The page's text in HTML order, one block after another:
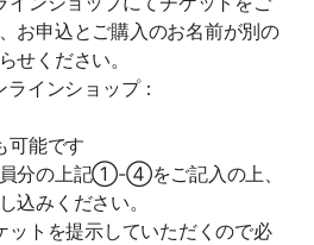
お申込とご購入のお名前が別の
せください。
インショップ：
可能です
分の上記①-④をご記入の上、
込みください。
ットを提示していただくので必